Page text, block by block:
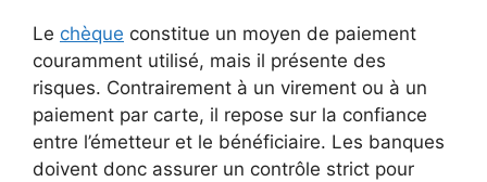
Le chèque constitue un moyen de paiement
couramment utilisé, mais il présente des
risques. Contrairement à un virement ou à un
paiement par carte, il repose sur la confiance
entre l’émetteur et le bénéficiaire. Les banques
doivent donc assurer un contrôle strict pour